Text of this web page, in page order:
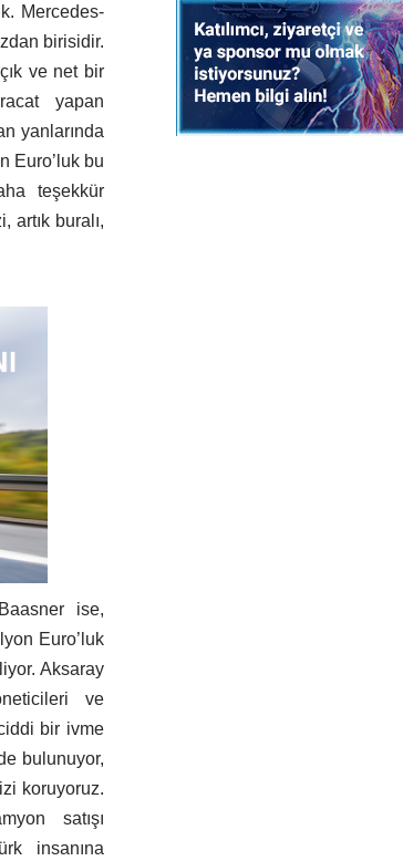
Mercedes-
birisidir.
ve net bir
yapan
yanlarında
Euro’luk bu
teşekkür
artık buralı,
ise,
Euro’luk
Aksaray
ve
ciddi bir ivme
bulunuyor,
koruyoruz.
satışı
insanına